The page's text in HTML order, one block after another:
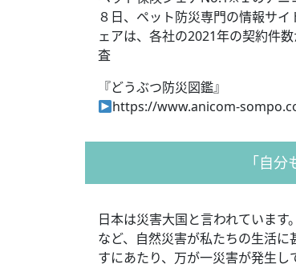
８日、ペット防災専門の情報サ
ェアは、各社の2021年の契約件
査
『どうぶつ防災図鑑』
https://www.anicom-
「自
日本は災害大国と言われていま
など、自然災害が私たちの生活
すにあたり、万が一災害が発生し